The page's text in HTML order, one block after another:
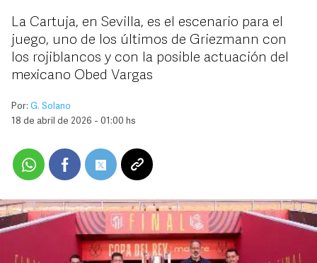
La Cartuja, en Sevilla, es el escenario para el
juego, uno de los últimos de Griezmann con
los rojiblancos y con la posible actuación del
mexicano Obed Vargas
Por: G. Solano
18 de abril de 2026 - 01:00 hs